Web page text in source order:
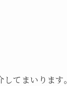
てまいります。